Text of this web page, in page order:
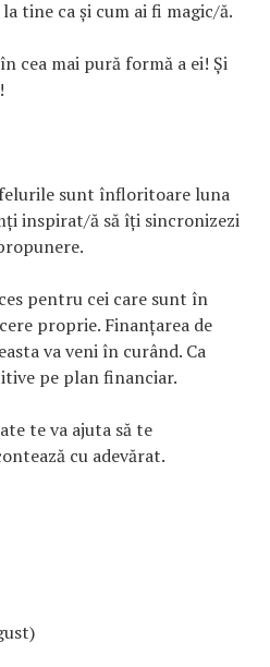
tine ca și cum ai fi magic/ă.
cea mai pură formă a ei! Și
sunt înfloritoare luna
inspirat/ă să îți sincronizezi
pentru cei care sunt în
proprie. Finanțarea de
va veni în curând. Ca
pe plan financiar.
te va ajuta să te
cu adevărat.